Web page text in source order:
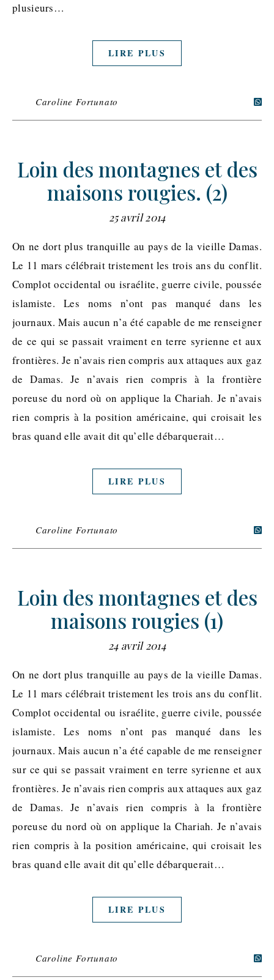
plusieurs…
LIRE PLUS
Caroline Fortunato
Loin des montagnes et des
maisons rougies. (2)
25 avril 2014
On ne dort plus tranquille au pays de la vieille Damas.
Le 11 mars célébrait tristement les trois ans du conflit.
Complot occidental ou israélite, guerre civile, poussée
islamiste. Les noms n’ont pas manqué dans les
journaux. Mais aucun n’a été capable de me renseigner
de ce qui se passait vraiment en terre syrienne et aux
frontières. Je n’avais rien compris aux attaques aux gaz
de Damas. Je n’avais rien compris à la frontière
poreuse du nord où on applique la Chariah. Je n’avais
rien compris à la position américaine, qui croisait les
bras quand elle avait dit qu’elle débarquerait…
LIRE PLUS
Caroline Fortunato
Loin des montagnes et des
maisons rougies (1)
24 avril 2014
On ne dort plus tranquille au pays de la vieille Damas.
Le 11 mars célébrait tristement les trois ans du conflit.
Complot occidental ou israélite, guerre civile, poussée
islamiste. Les noms n’ont pas manqué dans les
journaux. Mais aucun n’a été capable de me renseigner
sur ce qui se passait vraiment en terre syrienne et aux
frontières. Je n’avais rien compris aux attaques aux gaz
de Damas. Je n’avais rien compris à la frontière
poreuse du nord où on applique la Chariah. Je n’avais
rien compris à la position américaine, qui croisait les
bras quand elle avait dit qu’elle débarquerait…
LIRE PLUS
Caroline Fortunato